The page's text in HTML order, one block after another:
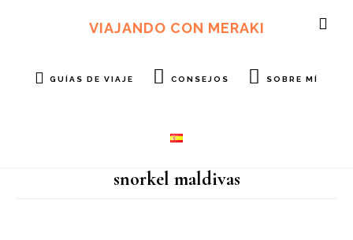
VIAJANDO CON MERAKI
GUÍAS DE VIAJE CONSEJOS SOBRE MÍ
snorkel maldivas